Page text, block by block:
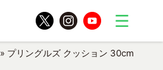
» プリングルズ クッション 30cm